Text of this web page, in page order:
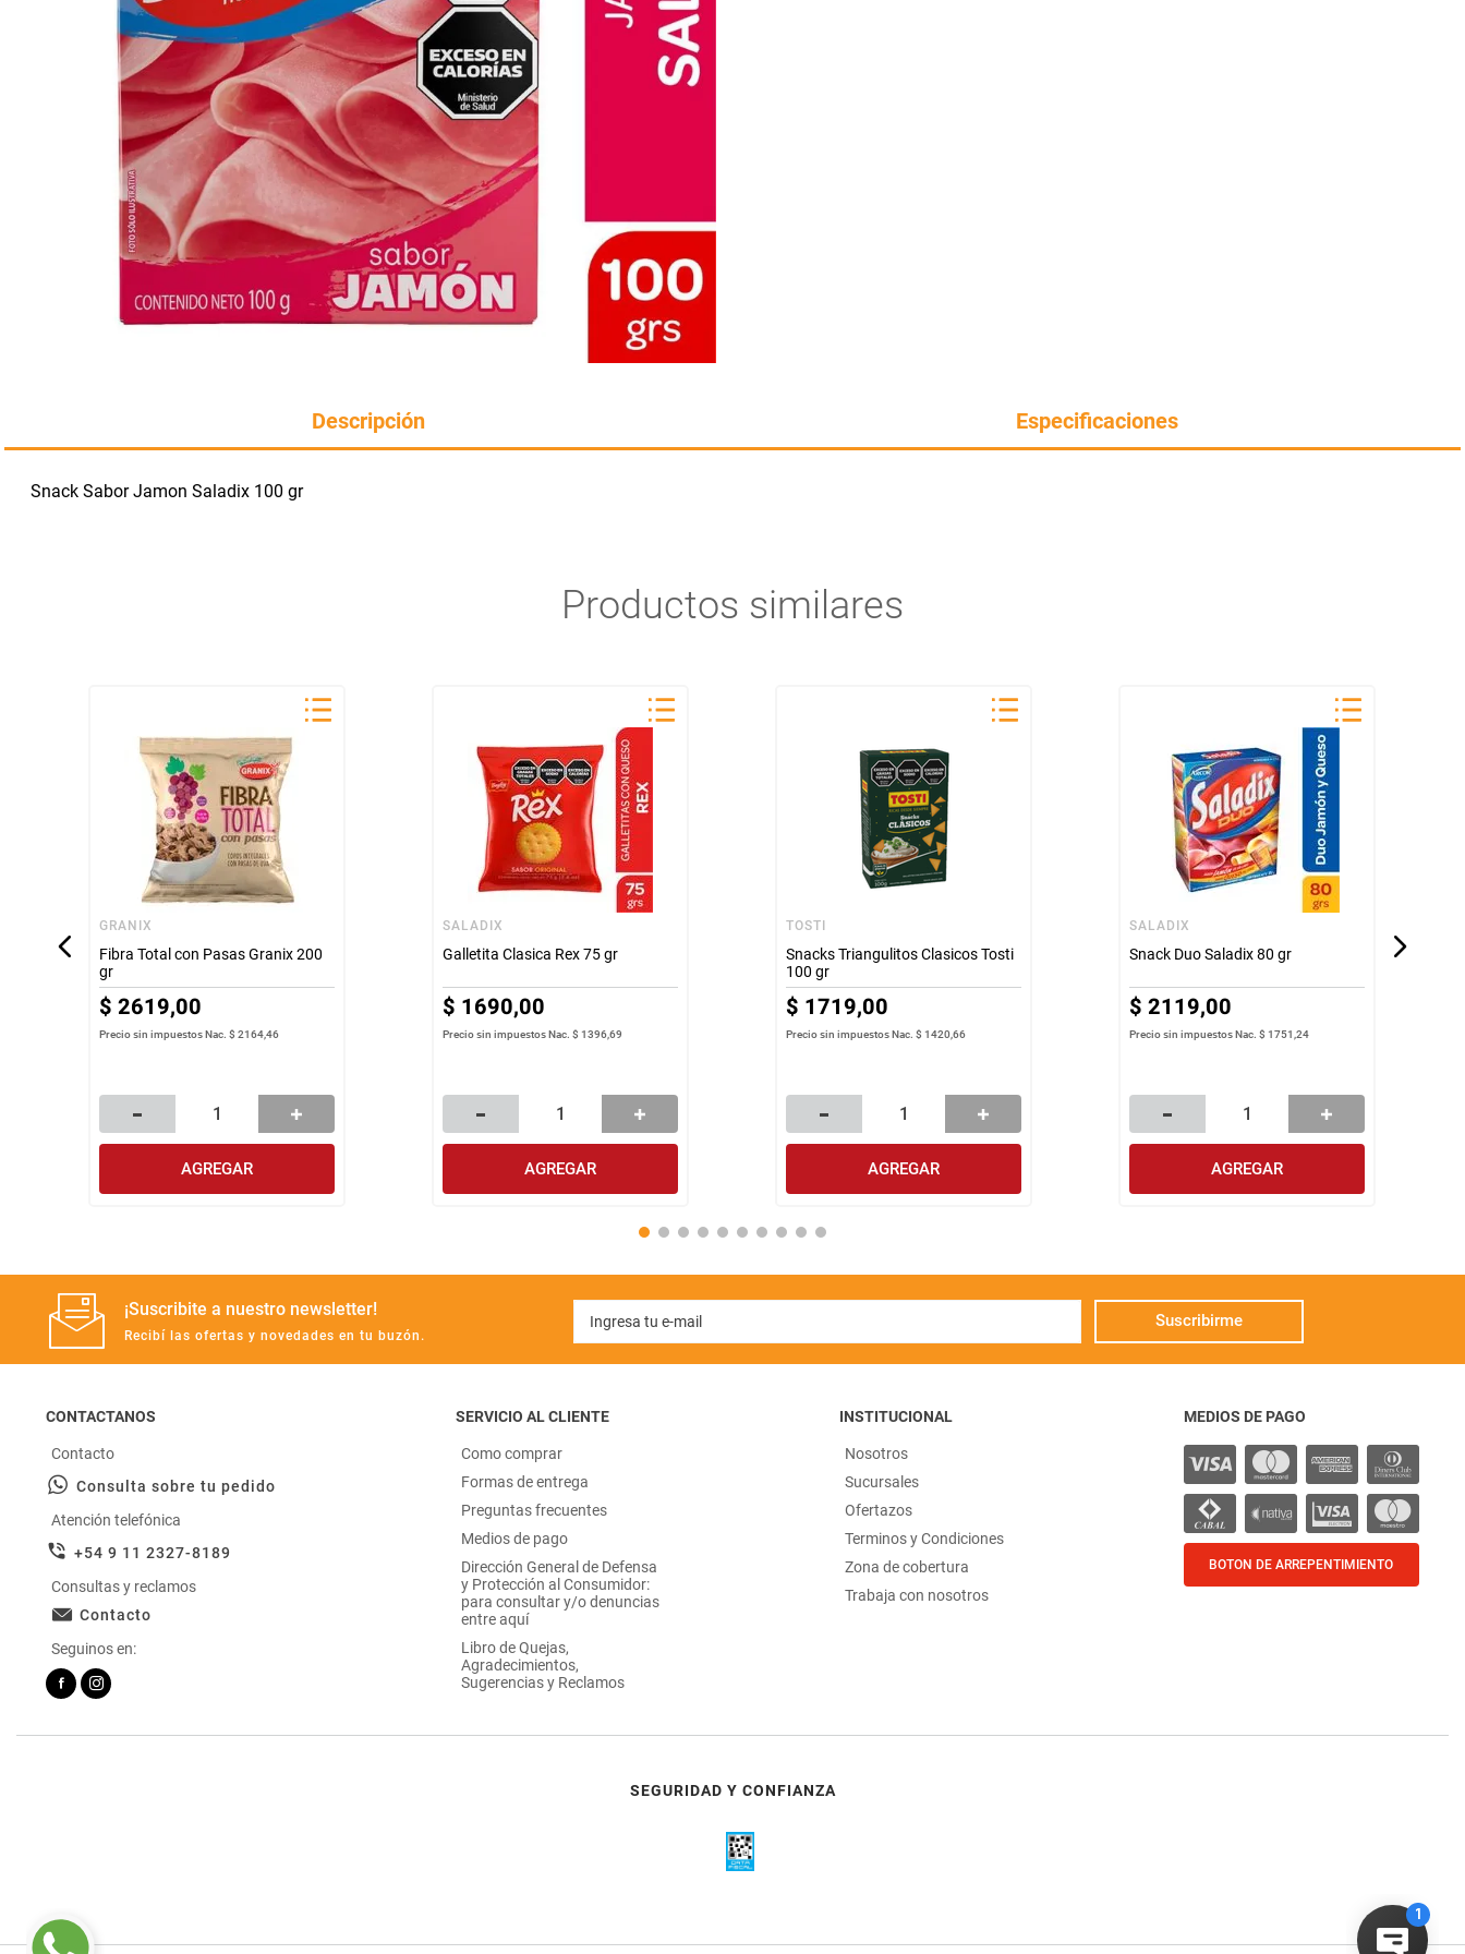
rotiseria
congelados
bazar y mascotas
Descripción Especificaciones
Snack Sabor Jamon Saladix 100 gr
Productos similares
GRANIX
Fibra Total con Pasas Granix 200
gr
$ 2619,00
Precio sin impuestos Nac.$ 2164,46
AGREGAR
SALADIX
Galletita Clasica Rex 75 gr
$ 1690,00
Precio sin impuestos Nac.$ 1396,69
AGREGAR
TOSTI
Snacks Triangulitos Clasicos Tosti
100 gr
$ 1719,00
Precio sin impuestos Nac.$ 1420,66
AGREGAR
SALADIX
Snack Duo Saladix 80 gr
$ 2119,00
Precio sin impuestos Nac.$ 1751,24
AGREGAR
¡Suscribite a nuestro newsletter!
Recibí las ofertas y novedades en tu buzón.
Suscribirme
CONTACTANOS
Contacto
Consulta sobre tu pedido
Atención telefónica
+54 9 11 2327-8189
Consultas y reclamos
Contacto
Seguinos en:
SERVICIO AL CLIENTE
Como comprar
Formas de entrega
Preguntas frecuentes
Medios de pago
Dirección General de Defensa
y Protección al Consumidor:
para consultar y/o denuncias
entre aquí
Libro de Quejas,
Agradecimientos,
Sugerencias y Reclamos
INSTITUCIONAL
Nosotros
Sucursales
Ofertazos
Terminos y Condiciones
Zona de cobertura
Trabaja con nosotros
MEDIOS DE PAGO
BOTON DE ARREPENTIMIENTO
SEGURIDAD Y CONFIANZA
Manteca
Arroz